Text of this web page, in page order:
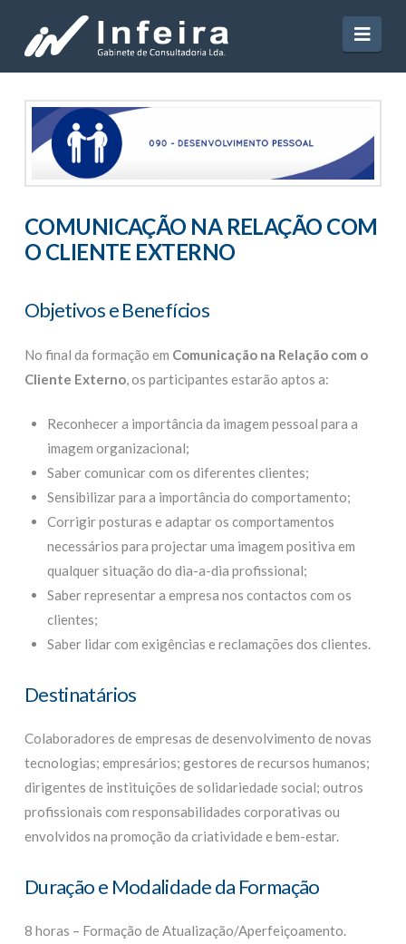
COMUNICAÇÃO NA RELAÇÃO COM
O CLIENTE EXTERNO
Objetivos e Benefícios
No final da formação em Comunicação na Relação com o
Cliente Externo, os participantes estarão aptos a:
Reconhecer a importância da imagem pessoal para a
imagem organizacional;
Saber comunicar com os diferentes clientes;
Sensibilizar para a importância do comportamento;
Corrigir posturas e adaptar os comportamentos
necessários para projectar uma imagem positiva em
qualquer situação do dia-a-dia profissional;
Saber representar a empresa nos contactos com os
clientes;
Saber lidar com exigências e reclamações dos clientes.
Destinatários
Colaboradores de empresas de desenvolvimento de novas
tecnologias; empresários; gestores de recursos humanos;
dirigentes de instituições de solidariedade social; outros
profissionais com responsabilidades corporativas ou
envolvidos na promoção da criatividade e bem-estar.
Duração e Modalidade da Formação
8 horas – Formação de Atualização/Aperfeiçoamento.